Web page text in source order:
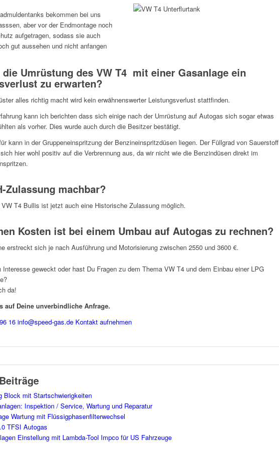
bekommen bei uns
aber vor der Endmontage noch
aufgetragen, sodass sie auch
gut aussehen und nicht anfangen
Umrüstung des VW T4 mit einer Gasanlage ein
zu erwarten?
alles richtig macht wird kein erwähnenswerter Leistungsverlust stattfinden.
kann ich berichten dass sich einige nach der Umrüstung auf Autogas sich sogar etwas
als vorher. Dies wurde auch durch die Besitzer bestätigt.
kann in der Gruppeneinspritzung der Benzineinspritzdüsen liegen. Der Füllgrad von Sauerstoff
hier wohl positiv auf die Verbrennung aus, da wir nicht wie die Benzindüsen direkt im
Zulassung machbar?
T4 Bullis ist jetzt auch eine Historische Zulassung möglich.
Kosten ist bei einem Umbau auf Autogas zu rechnen?
erstreckt sich je nach Ausführung und Motorisierung zwischen 2550 und 3600 €.
Interesse geweckt oder hast Du Fragen zu dem Thema VW T4 und dem Einbau einer LPG
da!
auf Deine unverbindliche Anfrage.
16 info@speed-gas.de Kontakt aufnehmen
Block mit Startschwierigkeiten
Inspektion / Service, Wartung und Reparatur
Wartung mit Flüssigphasenfilterwechsel
TFSI Autogas
Einstellung mit Lambda-Tool Impco für US Fahrzeuge